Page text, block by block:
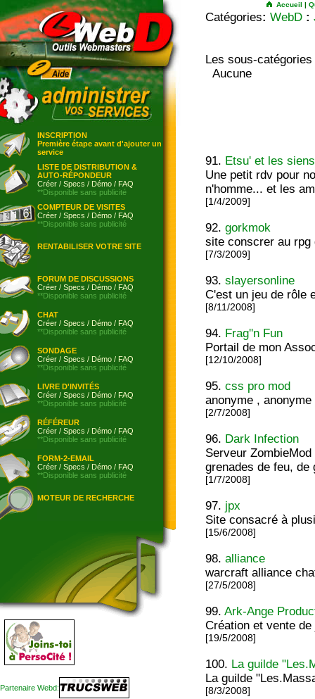
INSCRIPTION
Première étape avant d'ajouter un
service
LISTE DE DISTRIBUTION &
AUTO-RÉPONDEUR
Créer / Specs / Démo / FAQ
**Disponible sans publicité
COMPTEUR DE VISITES
Créer / Specs / Démo / FAQ
**Disponible sans publicité
RENTABILISER VOTRE SITE
FORUM DE DISCUSSIONS
Créer / Specs / Démo / FAQ
**Disponible sans publicité
CHAT
Créer / Specs / Démo / FAQ
**Disponible sans publicité
SONDAGE
Créer / Specs / Démo / FAQ
**Disponible sans publicité
LIVRE D'INVITÉS
Créer / Specs / Démo / FAQ
**Disponible sans publicité
RÉFÉREUR
Créer / Specs / Démo / FAQ
**Disponible sans publicité
FORM-2-EMAIL
Créer / Specs / Démo / FAQ
**Disponible sans publicité
MOTEUR DE RECHERCHE
Partenaire Webd:
Accueil |
Catégories: WebD :
Les sous-catégories
Aucune
91. Etsu' et les siens
Une petit rdv pour
n'homme... et les
[1/4/2009]
92.gorkmok
site conscrer au
[7/3/2009]
93.slayersonline
C'est un jeu de rôle
[8/11/2008]
94. Frag''n Fun
Portail de mon
[12/10/2008]
95.css pro mod
anonyme ,
[2/7/2008]
96. Dark Infection
Serveur
grenades de feu,
[1/7/2008]
97. jpx
Site consacré à
[15/6/2008]
98.alliance
warcraft alliance
[27/5/2008]
99.Ark-Ange
Création et vente
[19/5/2008]
100. La guilde
La guilde
[8/3/2008]